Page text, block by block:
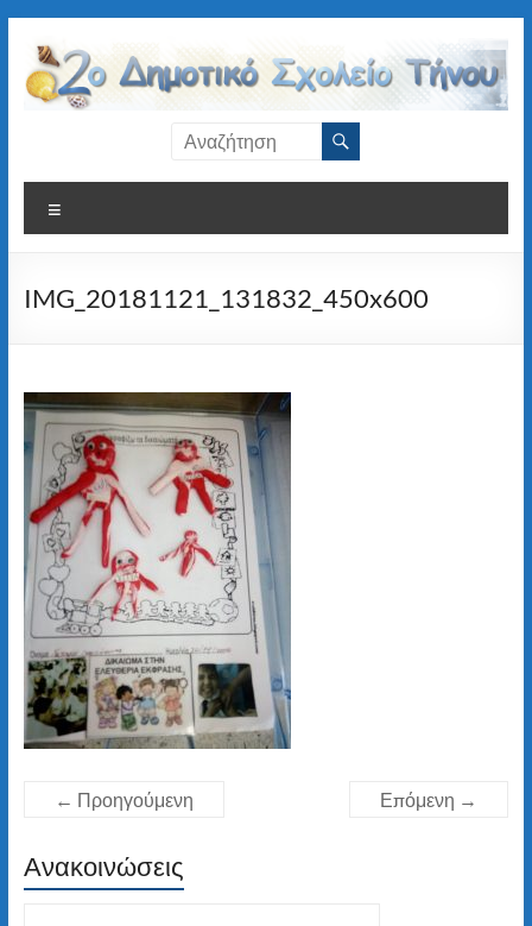
περιεχόμενο
Δημοτικό
Σχολείο
Τήνου
IMG_20181121_131832_450x600
← Προηγούμενη Επόμενη →
Ανακοινώσεις